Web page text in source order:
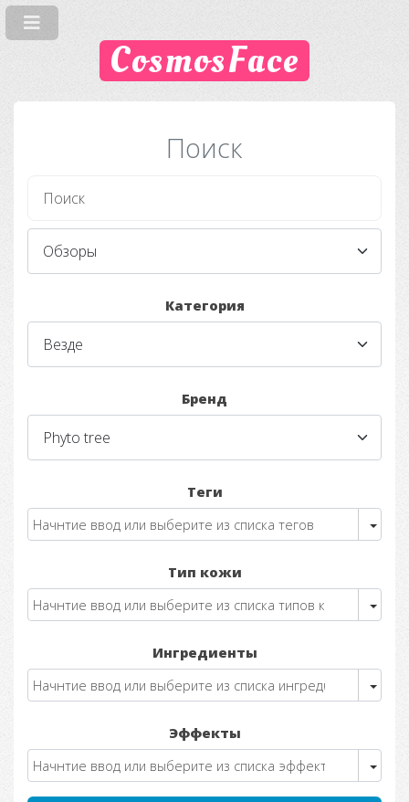
CosmosFace
Поиск
Категория
Бренд
Теги
Тип кожи
Ингредиенты
Эффекты